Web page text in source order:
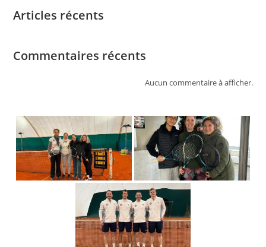
Articles récents
Commentaires récents
Aucun commentaire à afficher.